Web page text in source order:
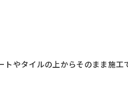
やタイルの上からそのまま施